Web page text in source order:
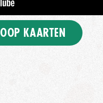
KAARTEN